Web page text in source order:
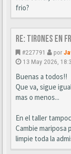
frio?
Re: Tirones en
#227791 por
13 May 2026,
Buenas a todos!!
Que va, sigue
mas o menos...
En el taller
Cambie mariposa
limpie toda la